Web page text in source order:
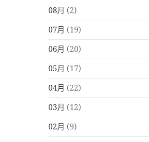
08月 (2)
07月 (19)
06月 (20)
05月 (17)
04月 (22)
03月 (12)
02月 (9)